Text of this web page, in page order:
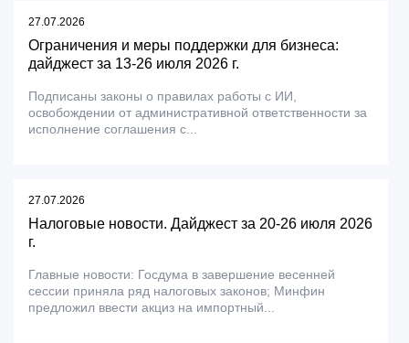
27.07.2026
Ограничения и меры поддержки для бизнеса:
дайджест за 13-26 июля 2026 г.
Подписаны законы о правилах работы с ИИ,
освобождении от административной ответственности за
исполнение соглашения с...
27.07.2026
Налоговые новости. Дайджест за 20-26 июля 2026
г.
Главные новости: Госдума в завершение весенней
сессии приняла ряд налоговых законов; Минфин
предложил ввести акциз на импортный...